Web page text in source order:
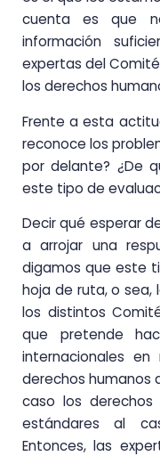
cuenta es que
información
expertas del
los derechos
Frente a esta
reconoce los
por delante? ¿De
este tipo de
Decir qué esperar
a arrojar una
digamos que este
hoja de ruta, o sea,
los distintos
que pretende
internacionales
derechos humanos
caso los
estándares al
Entonces, las